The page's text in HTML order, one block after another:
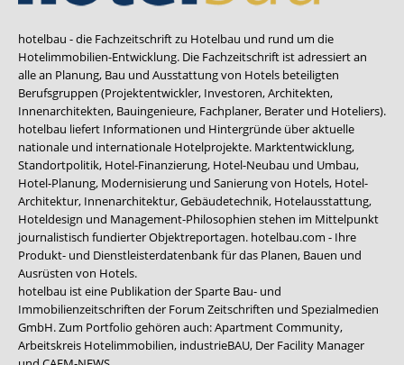
hotelbau - die Fachzeitschrift zu Hotelbau und rund um die
Hotelimmobilien-Entwicklung. Die Fachzeitschrift ist adressiert an
alle an Planung, Bau und Ausstattung von Hotels beteiligten
Berufsgruppen (Projektentwickler, Investoren, Architekten,
Innenarchitekten, Bauingenieure, Fachplaner, Berater und Hoteliers).
hotelbau liefert Informationen und Hintergründe über aktuelle
nationale und internationale Hotelprojekte. Marktentwicklung,
Standortpolitik, Hotel-Finanzierung, Hotel-Neubau und Umbau,
Hotel-Planung, Modernisierung und Sanierung von Hotels, Hotel-
Architektur, Innenarchitektur, Gebäudetechnik, Hotelausstattung,
Hoteldesign und Management-Philosophien stehen im Mittelpunkt
journalistisch fundierter Objektreportagen. hotelbau.com - Ihre
Produkt- und Dienstleisterdatenbank für das Planen, Bauen und
Ausrüsten von Hotels.
hotelbau ist eine Publikation der Sparte Bau- und
Immobilienzeitschriften der Forum Zeitschriften und Spezialmedien
GmbH. Zum Portfolio gehören auch:Apartment Community,
Arbeitskreis Hotelimmobilien, industrieBAU, Der Facility Manager